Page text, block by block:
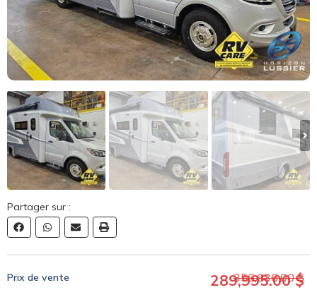
Partager sur :
Prix de vente 356,636.00 $
289,995.00 $